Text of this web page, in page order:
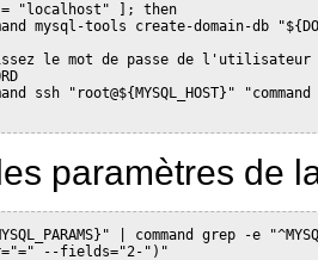
= "localhost" ]; then
mysql-tools create-domain-db
le mot de passe de l'utilisateur
ssh "root@${MYSQL_HOST}"
paramètres de
| command grep -e
--fields="2-")"